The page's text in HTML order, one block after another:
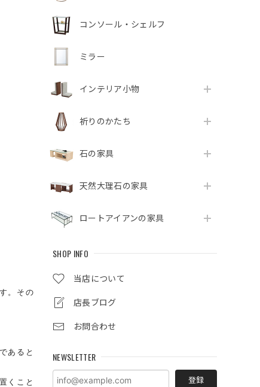
コンソール・シェルフ
ミラー
インテリア小物
祈りのかたち
石の家具
天然大理石の家具
ロートアイアンの家具
SHOP INFO
当店について
店長ブログ
お問合わせ
NEWSLETTER
登録
。その
あると
くこと